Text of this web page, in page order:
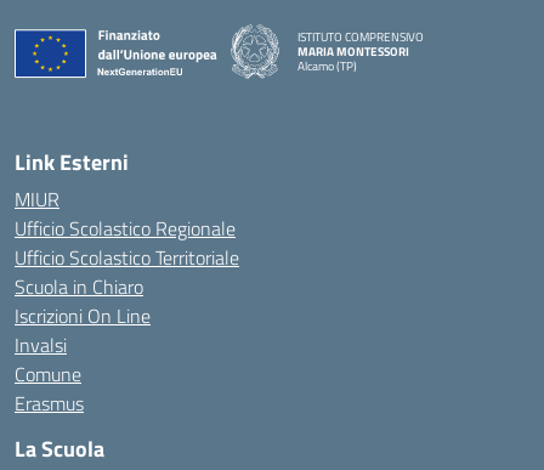
ISTITUTO COMPRENSIVO
MARIA MONTESSORI
Alcamo (TP)
Link Esterni
MIUR
Ufficio Scolastico Regionale
Ufficio Scolastico Territoriale
Scuola in Chiaro
Iscrizioni On Line
Invalsi
Comune
Erasmus
La Scuola